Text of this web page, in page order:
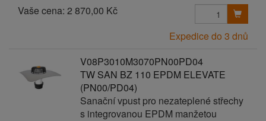
Vaše cena: 2 870,00 Kč
Expedice do 3 dnů
V08P3010M3070PN00PD04
TW SAN BZ 110 EPDM ELEVATE
(PN00/PD04)
Sanační vpust pro nezateplené střechy
s integrovanou EPDM manžetou